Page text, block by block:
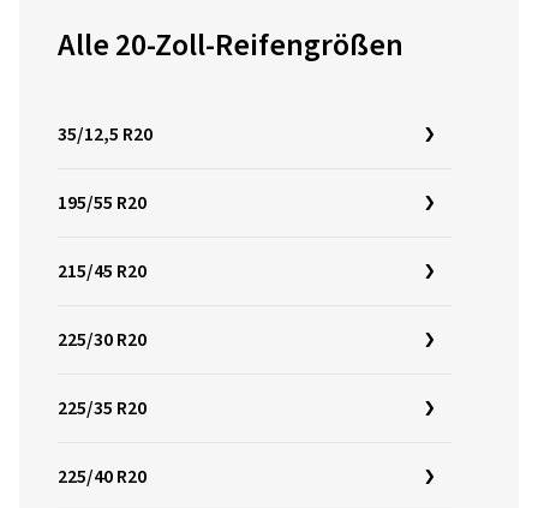
Alle 20-Zoll-Reifengrößen
35/12,5 R20
195/55 R20
215/45 R20
225/30 R20
225/35 R20
225/40 R20